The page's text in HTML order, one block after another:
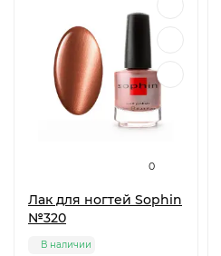
0
Лак для ногтей Sophin
№320
В наличии